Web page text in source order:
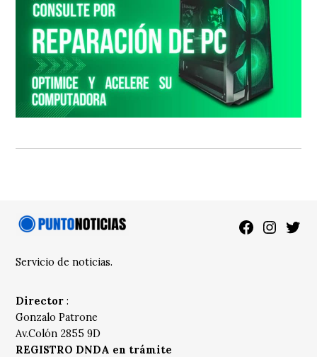
Facebook
Servicio de noticias.
Director :
Gonzalo Patrone
Av.Colón 2855 9D
REGISTRO DNDA en trámite